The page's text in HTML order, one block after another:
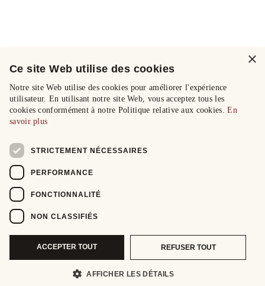
×
Ce site Web utilise des cookies
Notre site Web utilise des cookies pour améliorer l'expérience
utilisateur. En utilisant notre site Web, vous acceptez tous les
cookies conformément à notre Politique relative aux cookies.En
savoir plus
STRICTEMENT NÉCESSAIRES
PERFORMANCE
FONCTIONNALITÉ
NON CLASSIFIÉS
ACCEPTER TOUT REFUSER TOUT
AFFICHER LES DÉTAILS